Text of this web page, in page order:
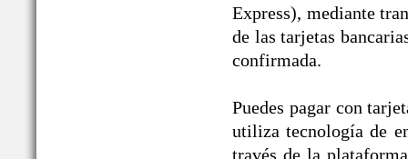
Express), mediante
de las tarjetas
confirmada.
Puedes pagar con
utiliza tecnología de
través de la